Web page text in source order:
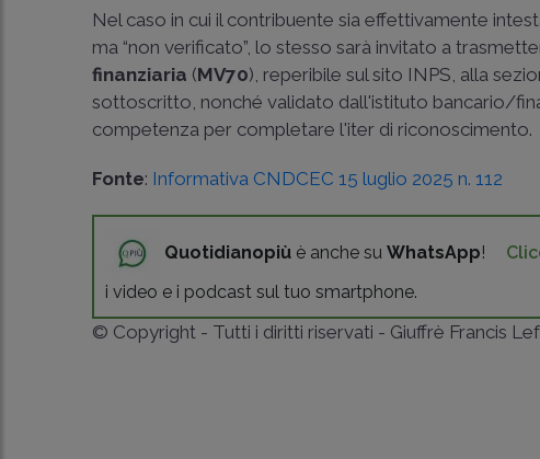
Nel caso in cui il contribuente sia effettivamente
ma “non verificato”, lo stesso sarà invitato a
finanziaria (MV70), reperibile sul sito INPS, alla
sottoscritto, nonché validato dall'istituto bancario/
competenza per completare l'iter di riconoscimento.
Fonte: Informativa CNDCEC 15 luglio 2025 n. 112
Quotidianopiù è anche suWhatsApp!
i video e i podcast sul tuo smartphone.
© Copyright - Tutti i diritti riservati - Giuffrè Francis